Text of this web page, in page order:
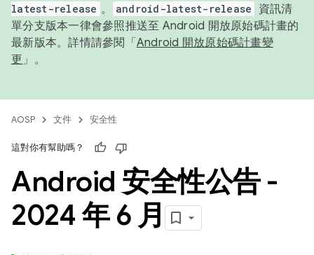
latest-release 。 android-latest-release
資訊清
單分支版本一律會參照推送至 Android 開放原始碼計畫的
最新版本。詳情請參閱「 Android 開放原始碼計畫變
更 」。
AOSP 文件 安全性
這對你有幫助嗎？
Android 安全性公告 -
2024 年 6 月